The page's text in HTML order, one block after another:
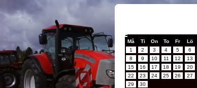
Må Ti On To Fr Lö
1
2 3 4 5 6
8
9 10 11 12 13
15
16 17 18 19 20
22
23 24 25 26 27
29
30